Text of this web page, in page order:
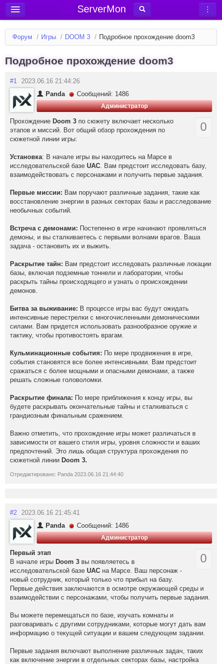
ServerMon
Добавить сервер
Мониторинг серверов
Новости
Статьи
Форум
Вход в аккаунт
Форум / Игры / DOOM 3 / Подробное прохождение doom3
Подробное прохождение doom3
#1 2023.06.16 21:44:26
Panda
Сообщений: 1486
Администратор
0
Прохождение Doom 3 по сюжету включает несколько
этапов и миссий. Вот общий обзор прохождения по
сюжетной линии игры:
Установка: В начале игры вы находитесь на Марсе в
исследовательской базе UAC. Вам предстоит исследовать базу,
взаимодействовать с персонажами и получить первые задания.
Первые миссии: Вам поручают различные задания, такие как
восстановление энергии в разных секторах базы и расследование
необычных событий.
Встреча с демонами: Постепенно в игре начинают проявляться
демоны, и вы сталкиваетесь с первыми волнами врагов. Ваша
задача - остановить их и выжить.
Раскрытие тайн: Вам предстоит исследовать различные локации
базы, включая подземные тоннели и лаборатории, чтобы
раскрыть тайны происходящего и узнать о происхождении
демонов.
Битва за выживание: В процессе игры вас будут ожидать
интенсивные перестрелки с многочисленными демоническими
силами. Вам придется использовать разнообразное оружие и
тактику, чтобы противостоять врагам.
Кульминационные события: По мере продвижения в игре,
события становятся все более интенсивными. Вам предстоит
сражаться с более мощными и опасными демонами, а также
решать сложные головоломки.
Раскрытие финала: По мере приближения к концу игры, вы
будете раскрывать окончательные тайны и сталкиваться с
грандиозным финальным сражением.
Важно отметить, что прохождение игры может различаться в
зависимости от вашего стиля игры, уровня сложности и ваших
предпочтений. Это лишь общая структура прохождения по
сюжетной линии Doom 3.
Отредактировано: Panda 2023.06.16 21:44:40
#2 2023.06.16 21:45:41
Panda
Сообщений: 1486
Администратор
0
Первый этап
В начале игры Doom 3 вы появляетесь в
исследовательской базе UAC на Марсе. Ваш персонаж -
новый сотрудник, который только что прибыл на базу.
Первые действия заключаются в осмотре окружающей среды и
взаимодействии с персонажами, чтобы получить первые задания.
Вы можете перемещаться по базе, изучать комнаты и
разговаривать с другими сотрудниками, которые могут дать вам
информацию о текущей ситуации и вашем следующем задании.
Первые задания включают выполнение различных задач, таких
как включение энергии в отдельных секторах базы, настройка